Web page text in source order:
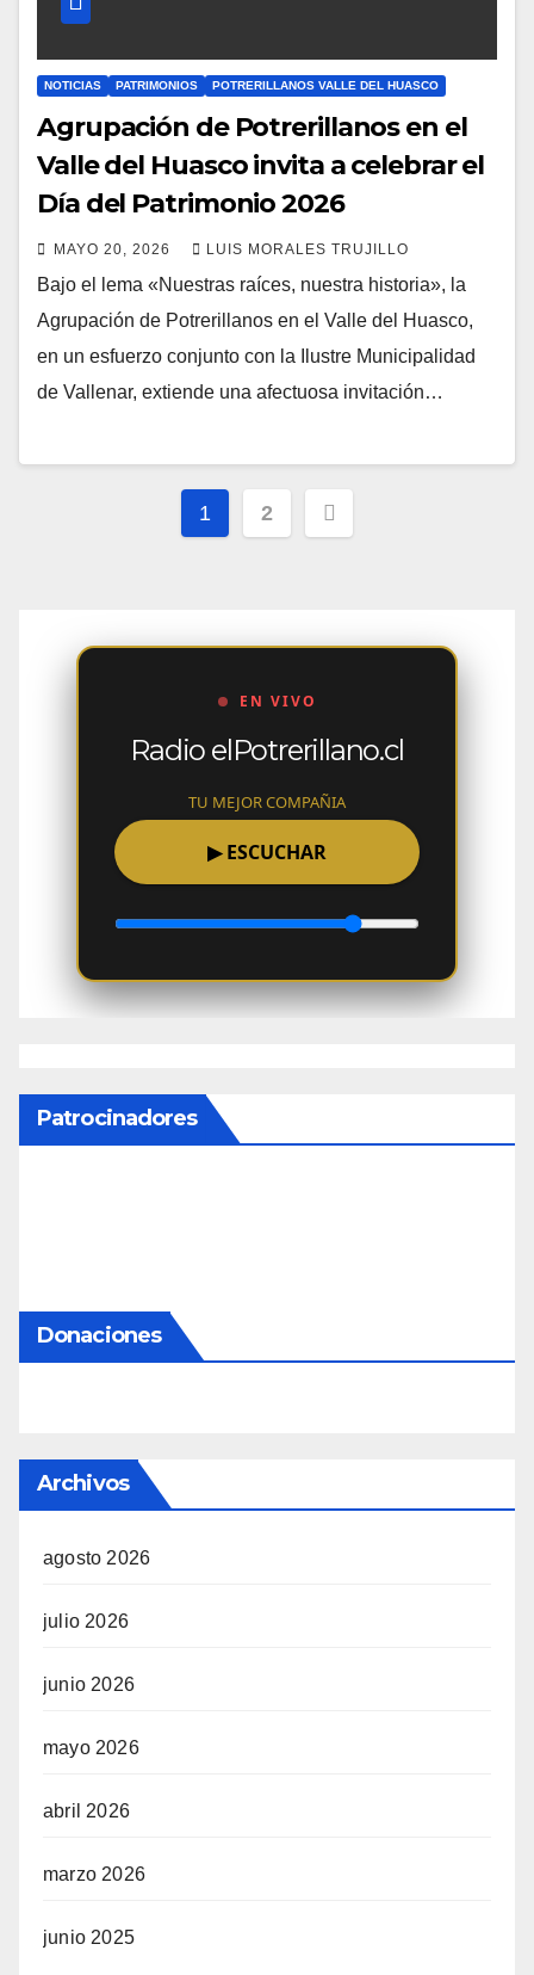
NOTICIAS PATRIMONIOS POTRERILLANOS VALLE DEL HUASCO
Agrupación de Potrerillanos en el
Valle del Huasco invita a celebrar el
Día del Patrimonio 2026
MAYO 20, 2026 LUIS MORALES TRUJILLO
Bajo el lema «Nuestras raíces, nuestra historia», la
Agrupación de Potrerillanos en el Valle del Huasco,
en un esfuerzo conjunto con la Ilustre Municipalidad
de Vallenar, extiende una afectuosa invitación…
Paginación
1 2
EN VIVO
Radio elPotrerillano.cl
TU MEJOR COMPAÑIA
▶ ESCUCHAR
Patrocinadores
Donaciones
Archivos
agosto 2026
julio 2026
junio 2026
mayo 2026
abril 2026
marzo 2026
junio 2025